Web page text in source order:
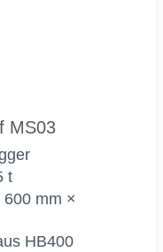
MS03
t
mm ×
HB400